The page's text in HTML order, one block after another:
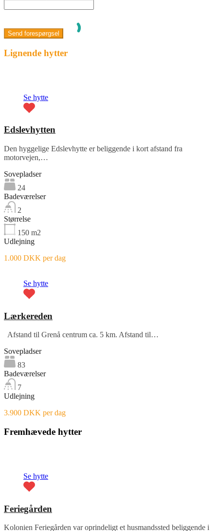
Lignende hytter
Se hytte
Edslevhytten
Den hyggelige Edslevhytte er beliggende i kort afstand fra
motorvejen,…
Sovepladser
24
Badeværelser
2
Størrelse
150 m2
Udlejning
1.000 DKK per dag
Se hytte
Lærkereden
Afstand til Grenå centrum ca. 5 km. Afstand til…
Sovepladser
83
Badeværelser
7
Udlejning
3.900 DKK per dag
Fremhævede hytter
Se hytte
Feriegården
Kolonien Feriegården var oprindeligt et husmandssted beliggende i